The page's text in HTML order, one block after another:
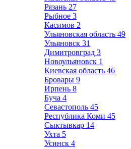
Рязань 27
Рыбное 3
Касимов 2
Ульяновская область 49
Ульяновск 31
Димитровград 3
Новоульяновск 1
Киевская область 46
Бровары 9
Ирпень 8
Буча 4
Севастополь 45
Республика Коми 45
Сыктывкар 14
Ухта 5
Усинск 4